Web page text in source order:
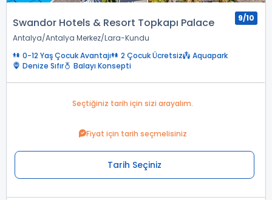
Swandor Hotels & Resort Topkapı Palace
Antalya Antalya Merkez Lara-Kundu
9/10
0-12 Yaş Çocuk Avantajı 2 Çocuk Ücretsiz
Aquapark
Denize Sıfır
Balayı Konsepti
Seçtiğiniz tarih için sizi arayalım.
Fiyat için tarih seçmelisiniz
Tarih Seçiniz